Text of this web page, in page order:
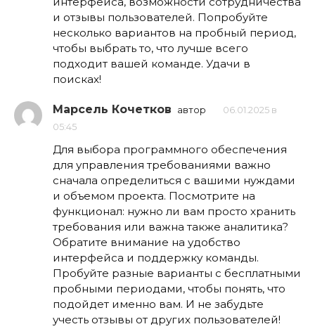
и отзывы пользователей. Попробуйте
несколько вариантов на пробный период,
чтобы выбрать то, что лучше всего
подходит вашей команде. Удачи в
поисках!
Марсель Кочетков автор
06.01.2025 в
05:45
Для выбора программного обеспечения
для управления требованиями важно
сначала определиться с вашими нуждами
и объемом проекта. Посмотрите на
функционал: нужно ли вам просто хранить
требования или важна также аналитика?
Обратите внимание на удобство
интерфейса и поддержку команды.
Пробуйте разные варианты с бесплатными
пробными периодами, чтобы понять, что
подойдет именно вам. И не забудьте
учесть отзывы от других пользователей!